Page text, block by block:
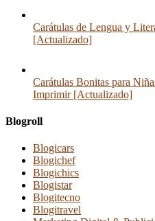
Carátulas de Lengua y
[Actualizado]
Carátulas Bonitas para
Imprimir [Actualizado]
Blogroll
Blogicars
Blogichef
Blogichics
Blogistar
Blogitecno
Blogitravel